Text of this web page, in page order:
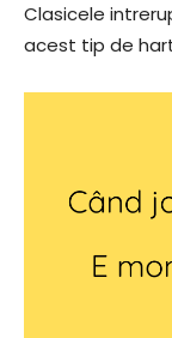
Clasicele
acest tip de